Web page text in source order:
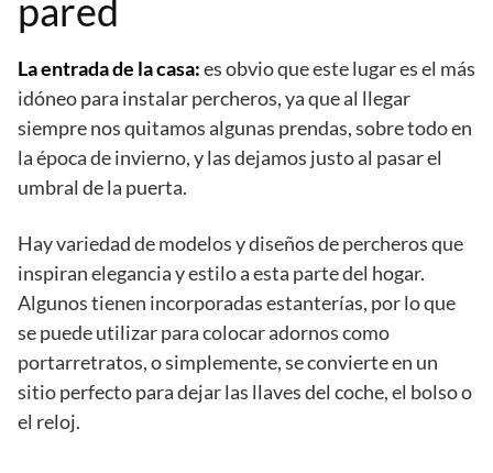
pared
La entrada de la casa:es obvio que este lugar es el más
idóneo para instalar percheros, ya que al llegar
siempre nos quitamos algunas prendas, sobre todo en
la época de invierno, y las dejamos justo al pasar el
umbral de la puerta.
Hay variedad de modelos y diseños de percheros que
inspiran elegancia y estilo a esta parte del hogar.
Algunos tienen incorporadas estanterías, por lo que
se puede utilizar para colocar adornos como
portarretratos, o simplemente, se convierte en un
sitio perfecto para dejar las llaves del coche, el bolso o
el reloj.